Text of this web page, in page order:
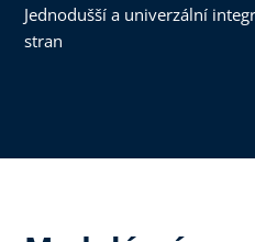
Jednodušší a univerzální
stran